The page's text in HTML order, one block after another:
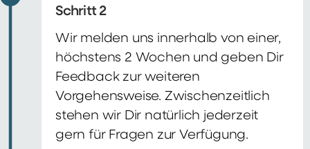
Schritt 2
Wir melden uns innerhalb von einer,
höchstens 2 Wochen und geben Dir
Feedback zur weiteren
Vorgehensweise. Zwischenzeitlich
stehen wir Dir natürlich jederzeit
gern für Fragen zur Verfügung.